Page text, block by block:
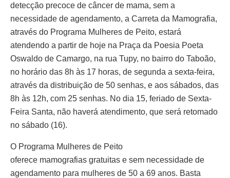
detecção precoce de câncer de mama, sem a
necessidade de agendamento, a Carreta da Mamografia,
através do Programa Mulheres de Peito, estará
atendendo a partir de hoje na Praça da Poesia Poeta
Oswaldo de Camargo, na rua Tupy, no bairro do Taboão,
no horário das 8h às 17 horas, de segunda a sexta-feira,
através da distribuição de 50 senhas, e aos sábados, das
8h às 12h, com 25 senhas. No dia 15, feriado de Sexta-
Feira Santa, não haverá atendimento, que será retomado
no sábado (16).
O Programa Mulheres de Peito
oferece mamografias gratuitas e sem necessidade de
agendamento para mulheres de 50 a 69 anos. Basta